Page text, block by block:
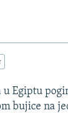
Egiptu
bujice na